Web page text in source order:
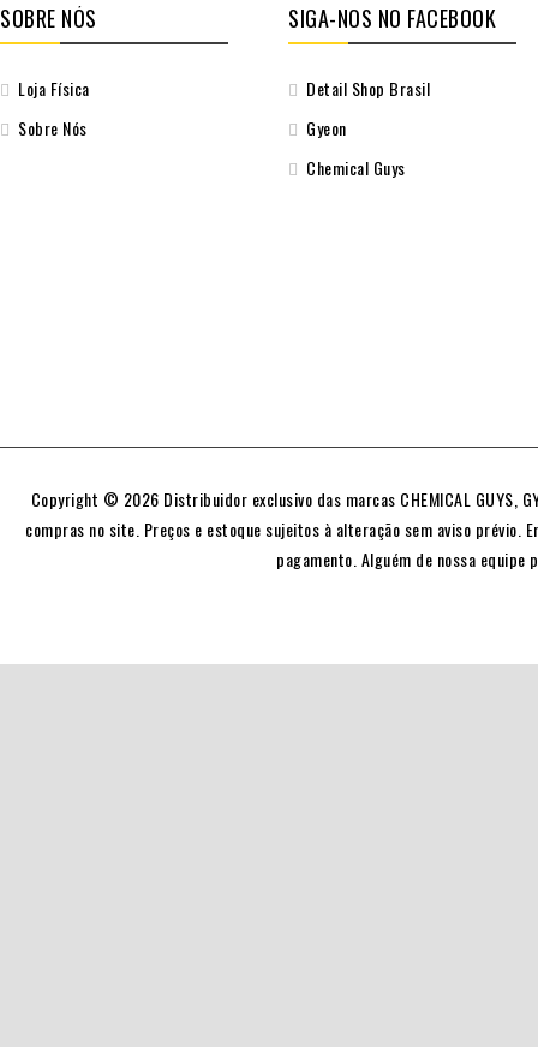
SOBRE NÓS
Loja Física
Sobre Nós
SIGA-NOS NO FACEBOOK
Detail Shop Brasil
Gyeon
Chemical Guys
Copyright © 2026 Distribuidor exclusivo das marcas CHEMICAL GUYS,
compras no site. Preços e estoque sujeitos à alteração sem aviso prévio.
pagamento. Alguém de nossa